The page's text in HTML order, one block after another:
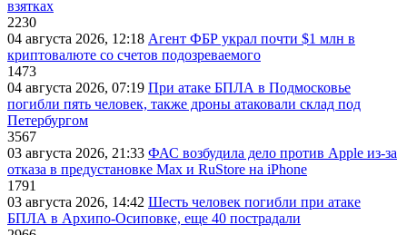
взятках
2230
04 августа 2026, 12:18 Агент ФБР украл почти $1 млн в
криптовалюте со счетов подозреваемого
1473
04 августа 2026, 07:19 При атаке БПЛА в Подмосковье
погибли пять человек, также дроны атаковали склад под
Петербургом
3567
03 августа 2026, 21:33 ФАС возбудила дело против Apple из-за
отказа в предустановке Max и RuStore на iPhone
1791
03 августа 2026, 14:42 Шесть человек погибли при атаке
БПЛА в Архипо-Осиповке, еще 40 пострадали